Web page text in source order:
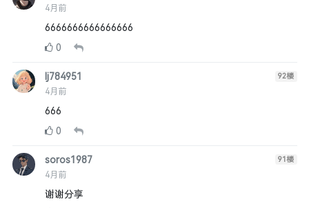
4月前
6666666666666666
0
lj784951
4月前
92楼
666
0
soros1987
4月前
91楼
谢谢分享